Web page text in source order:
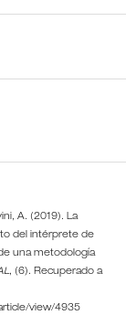
A. (2019). La
del intérprete de
una metodología
, (6). Recuperado a
view/4935